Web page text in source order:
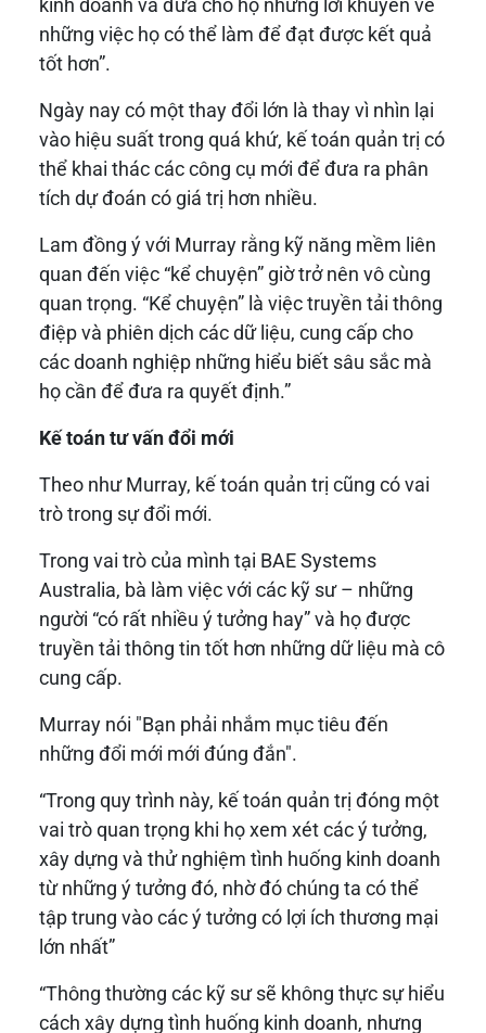
kinh doanh và đưa cho họ những lời khuyên về
những việc họ có thể làm để đạt được kết quả
tốt hơn”.
Ngày nay có một thay đổi lớn là thay vì nhìn lại
vào hiệu suất trong quá khứ, kế toán quản trị có
thể khai thác các công cụ mới để đưa ra phân
tích dự đoán có giá trị hơn nhiều.
Lam đồng ý với Murray rằng kỹ năng mềm liên
quan đến việc “kể chuyện” giờ trở nên vô cùng
quan trọng. “Kể chuyện” là việc truyền tải thông
điệp và phiên dịch các dữ liệu, cung cấp cho
các doanh nghiệp những hiểu biết sâu sắc mà
họ cần để đưa ra quyết định.”
Kế toán tư vấn đổi mới
Theo như Murray, kế toán quản trị cũng có vai
trò trong sự đổi mới.
Trong vai trò của mình tại BAE Systems
Australia, bà làm việc với các kỹ sư – những
người “có rất nhiều ý tưởng hay” và họ được
truyền tải thông tin tốt hơn những dữ liệu mà cô
cung cấp.
Murray nói "Bạn phải nhắm mục tiêu đến
những đổi mới mới đúng đắn".
“Trong quy trình này, kế toán quản trị đóng một
vai trò quan trọng khi họ xem xét các ý tưởng,
xây dựng và thử nghiệm tình huống kinh doanh
từ những ý tưởng đó, nhờ đó chúng ta có thể
tập trung vào các ý tưởng có lợi ích thương mại
lớn nhất”
“Thông thường các kỹ sư sẽ không thực sự hiểu
cách xây dựng tình huống kinh doanh, nhưng